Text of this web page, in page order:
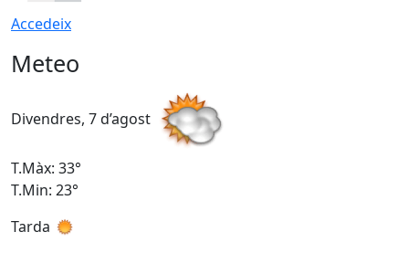
Accedeix
Meteo
Divendres, 7 d’agost
T.Màx: 33°
T.Min: 23°
Tarda